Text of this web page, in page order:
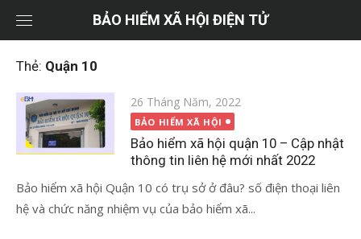
dung
BẢO HIỂM XÃ HỘI ĐIỆN TỬ
Thẻ: Quận 10
Đăng
vào
26 Tháng Năm, 2022
BẢO HIỂM XÃ HỘI
Bảo hiểm xã hội quận 10 – Cập nhật
thông tin liên hệ mới nhất 2022
Bảo hiểm xã hội Quận 10 có trụ sở ở đâu? số điện thoại liên
hệ và chức năng nhiệm vụ của bảo hiểm xã...